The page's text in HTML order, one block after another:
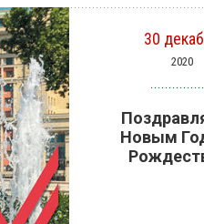
30
2020
Новым